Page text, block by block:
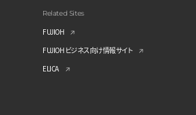
Related Sites
FUJIOH
FUJIOH ビジネス向け情報サイト
ELICA